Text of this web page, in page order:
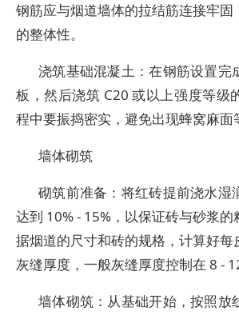
钢筋应与烟道墙体的拉结筋连接牢固
的整体性。
浇筑基础混凝土：在钢筋设置完
板，然后浇筑 C20 或以上强度等级
程中要振捣密实，避免出现蜂窝麻面
墙体砌筑
砌筑前准备：将红砖提前浇水湿
达到 10% - 15%，以保证砖与砂浆
据烟道的尺寸和砖的规格，计算好每
灰缝厚度，一般灰缝厚度控制在 8 -
墙体砌筑：从基础开始，按照放